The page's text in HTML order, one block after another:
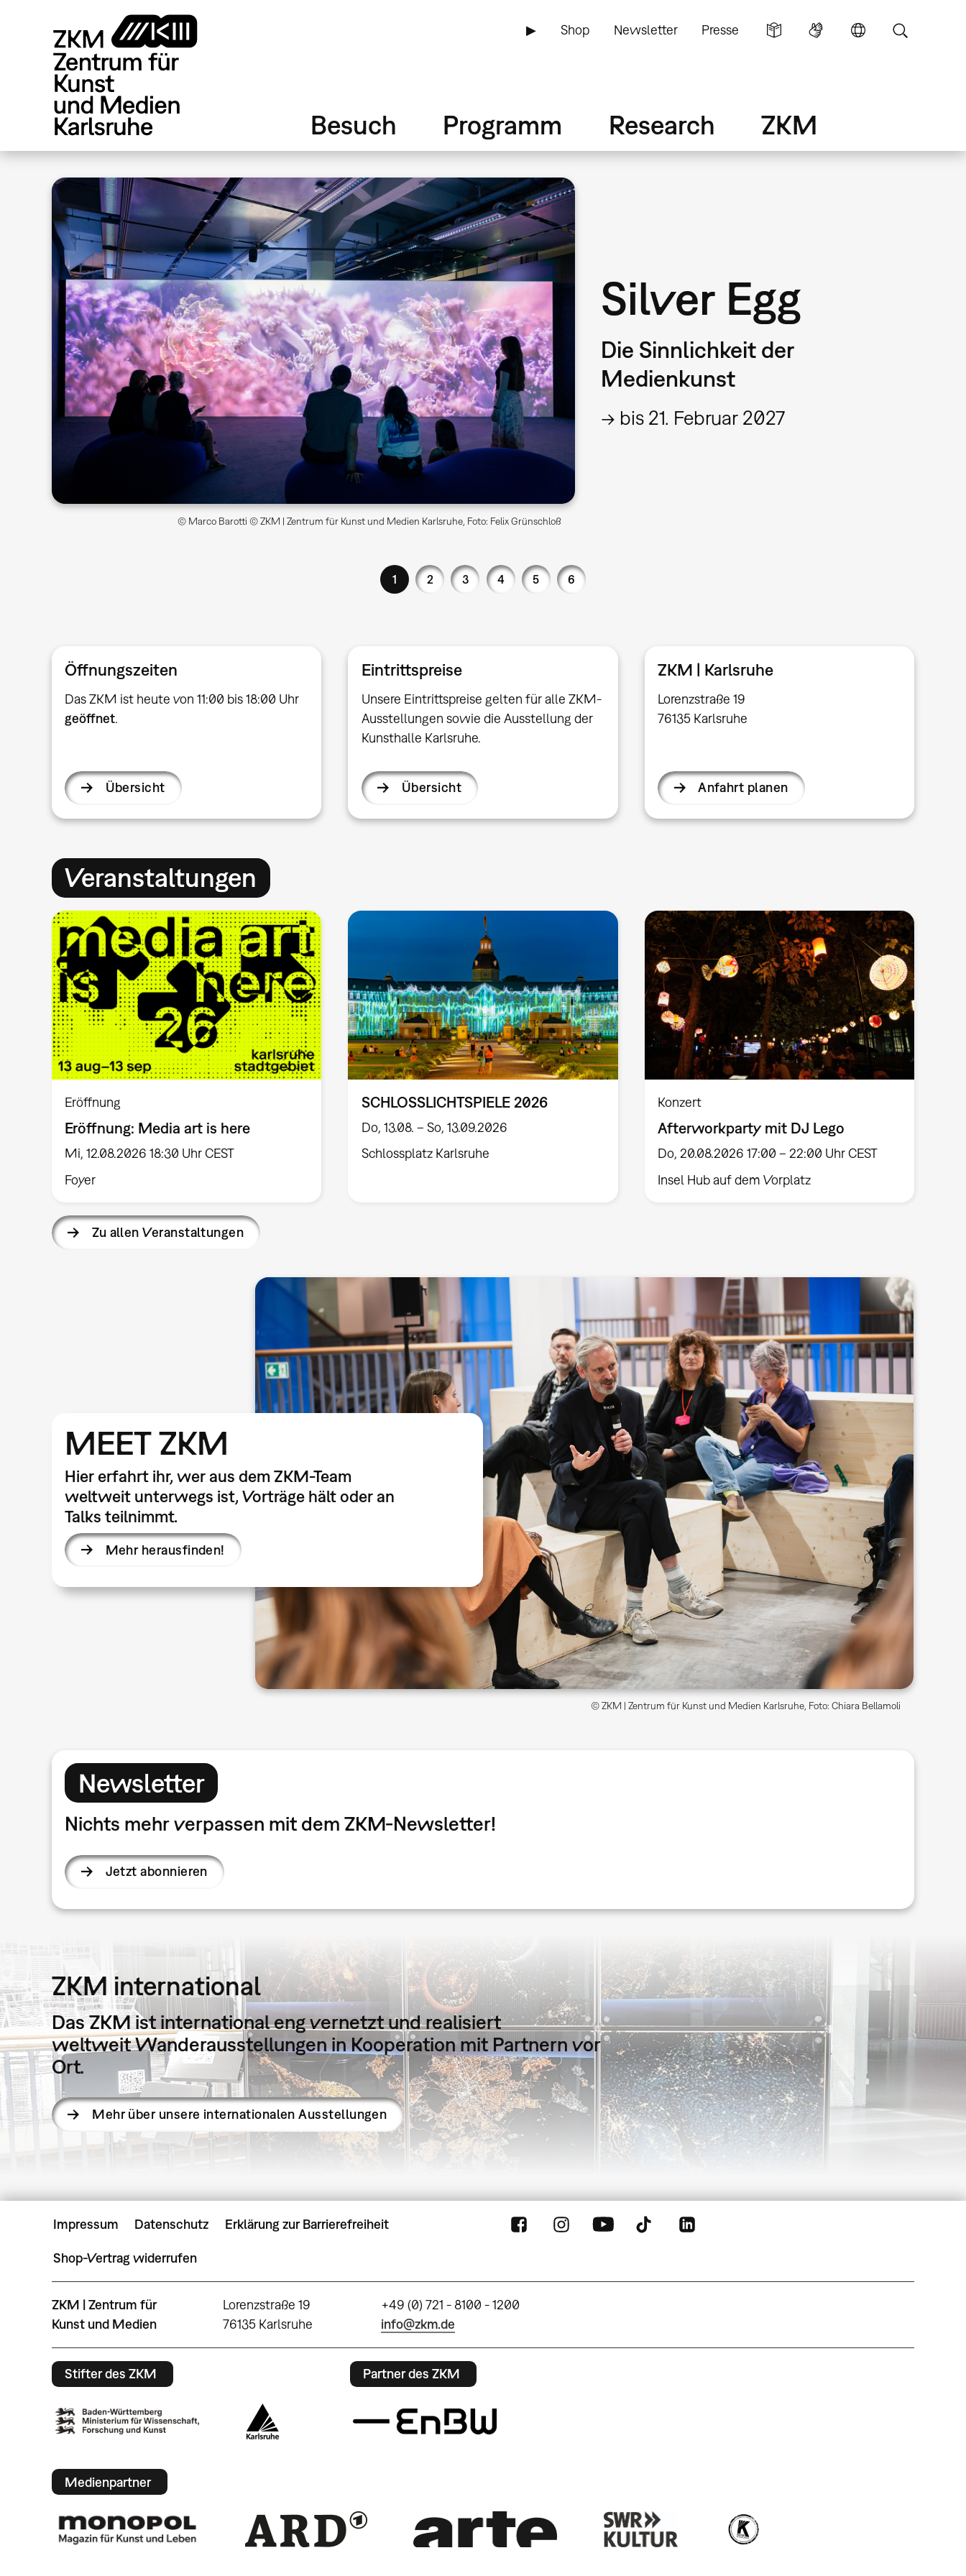
▶ Shop Newsletter Presse
Besuch Programm Research ZKM
© Marco Barotti © ZKM | Zentrum für Kunst und Medien Karlsruhe, Foto: Felix Grünschloß
Silver Egg
Die Sinnlichkeit der
Medienkunst
→ bis 21. Februar 2027
1 2 3 4 5 6
Öffnungszeiten
Das ZKM ist heute von 11:00 bis 18:00 Uhr
geöffnet.
Übersicht
Eintrittspreise
Unsere Eintrittspreise gelten für alle ZKM-
Ausstellungen sowie die Ausstellung der
Kunsthalle Karlsruhe.
Übersicht
ZKM | Karlsruhe
Lorenzstraße 19
76135 Karlsruhe
Anfahrt planen
Veranstaltungen
Eröffnung
Eröffnung: Media art is here
Mi, 12.08.2026 18:30 Uhr CEST
Foyer
SCHLOSSLICHTSPIELE 2026
Do, 13.08. – So, 13.09.2026
Schlossplatz Karlsruhe
Konzert
Afterworkparty mit DJ Lego
Do, 20.08.2026 17:00 – 22:00 Uhr CEST
Insel Hub auf dem Vorplatz
Zu allen Veranstaltungen
MEET ZKM
Hier erfahrt ihr, wer aus dem ZKM-Team
weltweit unterwegs ist, Vorträge hält oder an
Talks teilnimmt.
Mehr herausfinden!
© ZKM | Zentrum für Kunst und Medien Karlsruhe, Foto: Chiara Bellamoli
Newsletter
Nichts mehr verpassen mit dem ZKM-Newsletter!
Jetzt abonnieren
ZKM international
Das ZKM ist international eng vernetzt und realisiert
weltweit Wanderausstellungen in Kooperation mit Partnern vor
Ort.
Mehr über unsere internationalen Ausstellungen
Impressum Datenschutz Erklärung zur Barrierefreiheit
Shop-Vertrag widerrufen
ZKM | Zentrum für
Kunst und Medien
Lorenzstraße 19
76135 Karlsruhe
+49 (0) 721 - 8100 - 1200
info@zkm.de
Stifter des ZKM Partner des ZKM
Medienpartner